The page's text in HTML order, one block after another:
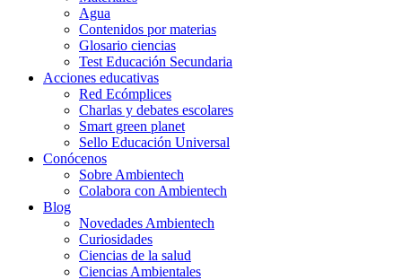
Agua
Contenidos por materias
Glosario ciencias
Test Educación Secundaria
Acciones educativas
Red Ecómplices
Charlas y debates escolares
Smart green planet
Sello Educación Universal
Conócenos
Sobre Ambientech
Colabora con Ambientech
Blog
Novedades Ambientech
Curiosidades
Ciencias de la salud
Ciencias Ambientales